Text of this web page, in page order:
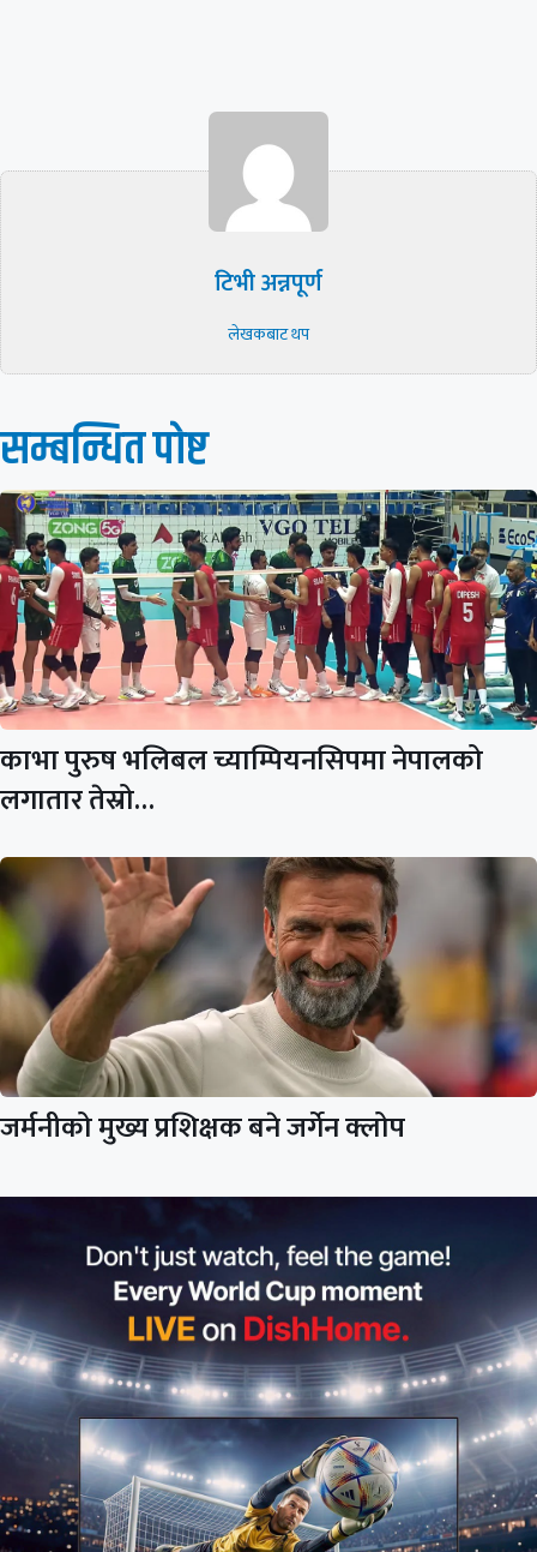
टिभी अन्नपूर्ण
लेखकबाट थप
सम्बन्धित पाेष्ट
काभा पुरुष भलिबल च्याम्पियनसिपमा नेपालको
लगातार तेस्रो…
जर्मनीको मुख्य प्रशिक्षक बने जर्गेन क्लोप